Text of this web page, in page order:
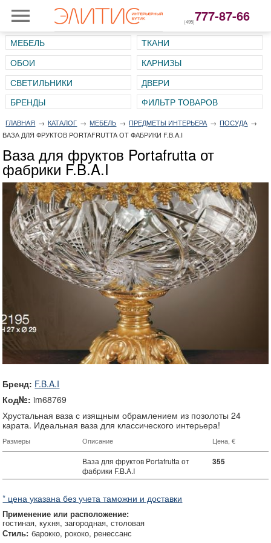
(495)777-87-66
МЕБЕЛЬ
ТКАНИ
ОБОИ
КАРНИЗЫ
СВЕТИЛЬНИКИ
ДВЕРИ
ГЛАВНАЯ → КАТАЛОГ → МЕБЕЛЬ → ПРЕДМЕТЫ ИНТЕРЬЕРА → ПОСУДА →
ВАЗА ДЛЯ ФРУКТОВ PORTAFRUTTA ОТ ФАБРИКИ F.B.A.I
Ваза для фруктов Portafrutta от
фабрики F.B.A.I
Бренд: F.B.A.I
Код№:im68769
Хрустальная ваза с изящным обрамлением из позолоты 24
карата. Идеальная ваза для классического интерьера!
Размеры Описание Цена, €
Ваза для фруктов Portafrutta от
фабрики F.B.A.I
355
* цена указана без учета таможни и доставки
Применение или расположение:
гостиная кухня загородная столовая
Стиль: барокко рококо ренессанс